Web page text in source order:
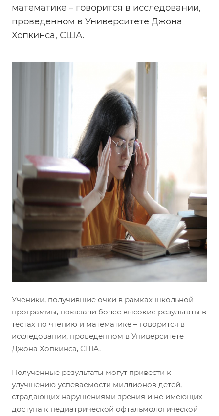
математике – говорится в исследовании,
проведенном в Университете Джона
Хопкинса, США.
Ученики, получившие очки в рамках школьной
программы, показали более высокие результаты в
тестах по чтению и математике – говорится в
исследовании, проведенном в Университете
Джона Хопкинса, США.
Полученные результаты могут привести к
улучшению успеваемости миллионов детей,
страдающих нарушениями зрения и не имеющих
доступа к педиатрической офтальмологической